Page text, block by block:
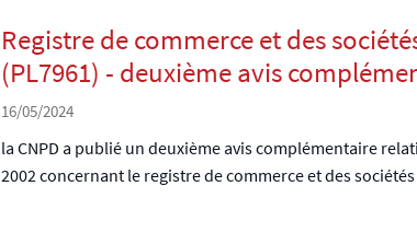
Registre de commerce et des
(PL7961) - deuxième avis
16/05/2024
la CNPD a publié un deuxième avis complémentaire
2002 concernant le registre de commerce et des